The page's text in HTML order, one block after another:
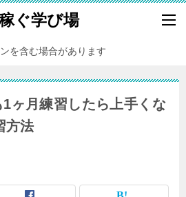
ぐ学び場
を含む場合があります
ヶ月練習したら上手くな
方法